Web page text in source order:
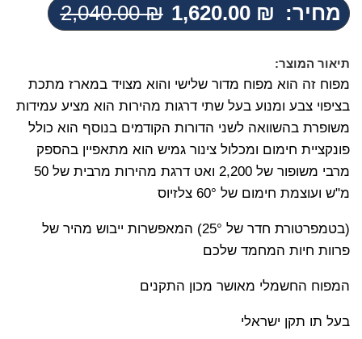
מחיר: 2,040.00₪
המחיר
2,040.00 ₪.
1,620.00 ₪
המחיר
1,620.00 ₪.
תיאור המוצר:
מפוח זה הוא מפוח מדור שלישי והוא מצויד במארז מתכת
בציפוי צבע ומנוע בעל שתי דרגות מהירות הוא מציע עמידות
משופרת בהשוואה לשני הדורות הקודמים בנוסף הוא כולל
פונקציית חימום ומכלול צינור גמיש הוא מתאפיין בהספק
מרבי משופור של 2,200 ואט דרגת מהירות מרבית של 50
מ"ש ועוצמת חימום של 60° צלזיוס
(בטמפרטורת חדר של 25°) המאפשרות ייבוש מהיר של
פרוות חיות המחמד שלכם
המפוח החשמלי מאושר מכון התקנים
בעל תו תקן ישראלי